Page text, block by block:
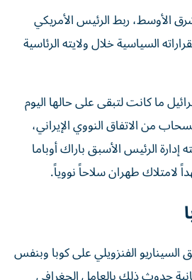
الأوسط، ربط الرئيس الأمريكي
السياسية خلال ولايته الرئاسية
ما كانت لتبقى على حالها اليوم
من الاتفاق النووي الإيراني،
الرئيس الأسبق باراك أوباما
لامتلاك طهران سلاحاً نووياً.
الفنزويلي على كوبا وبنفس